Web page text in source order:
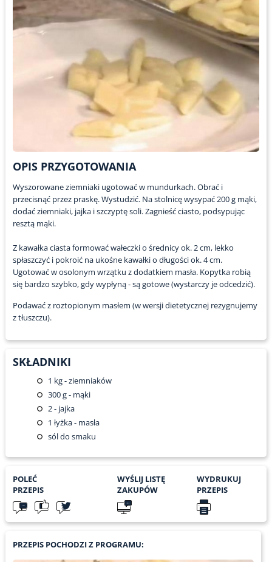
OPIS PRZYGOTOWANIA
Wyszorowane ziemniaki ugotować w mundurkach. Obrać i
przecisnąć przez praskę. Wystudzić. Na stolnicę wysypać 200 g mąki,
dodać ziemniaki, jajka i szczyptę soli. Zagnieść ciasto, podsypując
resztą mąki.
Z kawałka ciasta formować wałeczki o średnicy ok. 2 cm, lekko
spłaszczyć i pokroić na ukośne kawałki o długości ok. 4 cm.
Ugotować w osolonym wrzątku z dodatkiem masła. Kopytka robią
się bardzo szybko, gdy wypłyną - są gotowe (wystarczy je odcedzić).
Podawać z roztopionym masłem (w wersji dietetycznej rezygnujemy
z tłuszczu).
SKŁADNIKI
1 kg - ziemniaków
300g - mąki
2- jajka
1 łyżka - masła
sól do smaku
POLEĆ
PRZEPIS
WYŚLIJ LISTĘ
ZAKUPÓW
WYDRUKUJ
PRZEPIS
PRZEPIS POCHODZI Z PROGRAMU: